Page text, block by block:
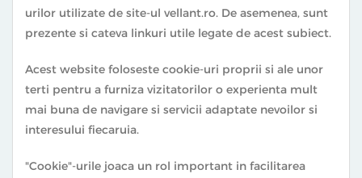
urilor utilizate de site-ul vellant.ro. De asemenea, sunt
prezente si cateva linkuri utile legate de acest subiect.
Acest website foloseste cookie-uri proprii si ale unor
terti pentru a furniza vizitatorilor o experienta mult
mai buna de navigare si servicii adaptate nevoilor si
interesului fiecaruia.
"Cookie"-urile joaca un rol important in facilitarea